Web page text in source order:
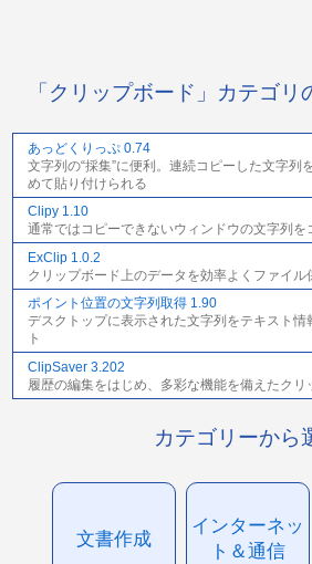
「クリップボード」カテゴ
あっどくりっぷ 0.74
文字列の“採集”に便利。連続コピーした文字列
めて貼り付けられる
Clipy 1.10
通常ではコピーできないウィンドウの文字列を
ExClip 1.0.2
クリップボード上のデータを効率よくファイル
ポイント位置の文字列取得 1.90
デスクトップに表示された文字列をテキスト情
ト
ClipSaver 3.202
履歴の編集をはじめ、多彩な機能を備えたクリ
カテゴリーから
文書作成
インターネッ
ト＆通信